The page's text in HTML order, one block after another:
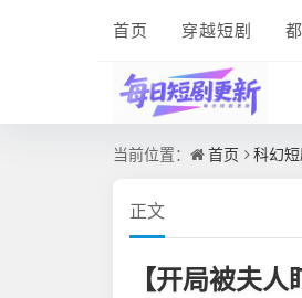
首页 穿越短剧
当前位置： 首页 科幻
正文
【开局被夫